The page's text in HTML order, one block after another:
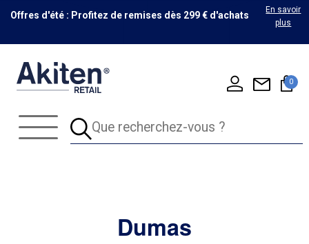
Offres d'été : Profitez de remises dès 299 € d'achats
En savoir
plus
0
Dumas